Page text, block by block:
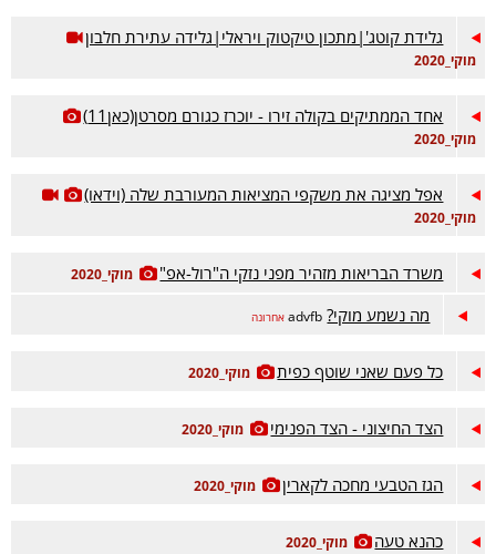
גלידת קוטג'|מתכון טיקטוק ויראלי|גלידה עתירת חלבון
מוקי_2020
אחד הממתיקים בקולה זירו - יוכרז כגורם מסרטן(כאן11)
מוקי_2020
אפל מציגה את משקפי המציאות המעורבת שלה (וידאו)
מוקי_2020
משרד הבריאות מזהיר מפני נזקי ה"רול-אפ" מוקי_2020
מה נשמע מוקי? advfb אחרונה
כל פעם שאני שוטף כפית מוקי_2020
הצד החיצוני - הצד הפנימי מוקי_2020
הגז הטבעי מחכה לקארין מוקי_2020
כהנא טעה מוקי_2020